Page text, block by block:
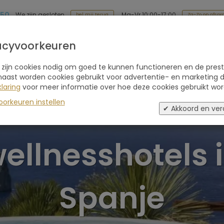
We zijn gesloten bel mij terug Ma-Vr 10:00-17:00 Za-Zo op
Soort reis
retreats
Spanje
zijn cookies nodig om goed te kunnen functioneren en de
worden cookies gebruikt voor advertentie- en marketing
voor meer informatie over hoe deze cookies gebruikt
instellen
✔ Akkoord en